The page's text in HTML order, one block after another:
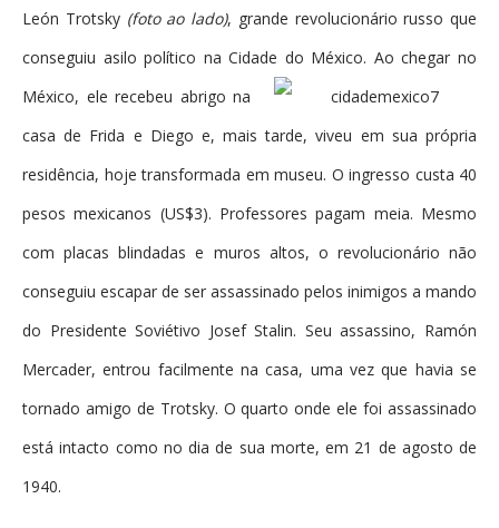
León Trotsky (foto ao lado), grande revolucionário russo que
conseguiu asilo político na Cidade do México. Ao chegar no
México, ele recebeu abrigo na
casa de Frida e Diego e, mais tarde, viveu em sua própria
residência, hoje transformada em museu. O ingresso custa 40
pesos mexicanos (US$3). Professores pagam meia. Mesmo
com placas blindadas e muros altos, o revolucionário não
conseguiu escapar de ser assassinado pelos inimigos a mando
do Presidente Soviétivo Josef Stalin. Seu assassino, Ramón
Mercader, entrou facilmente na casa, uma vez que havia se
tornado amigo de Trotsky. O quarto onde ele foi assassinado
está intacto como no dia de sua morte, em 21 de agosto de
1940.